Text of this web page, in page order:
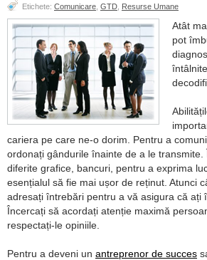
Etichete: Comunicare GTD Resurse Umane
Atât
pot
cariera pe care ne-o dorim. Pentru a
ordonați gândurile înainte de a le
diferite grafice, bancuri, pentru a exprima
esențialul să fie mai ușor de reținut. Atunci
adresați întrebări pentru a vă asigura că ați
Încercați să acordați atenție maximă
respectați-le opiniile.
Pentru a deveni un antreprenor de succes